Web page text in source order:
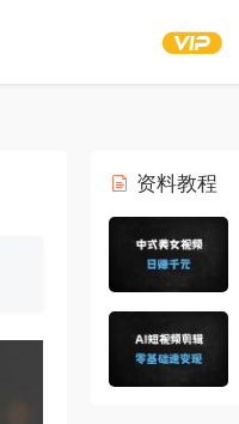
资料教程